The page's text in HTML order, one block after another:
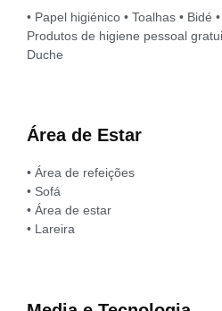
• Papel higiénico • Toalhas • Bidé
Produtos de higiene pessoal
Duche
Área de Estar
• Área de refeições
• Sofá
• Área de estar
• Lareira